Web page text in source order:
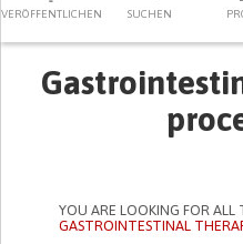
VERÖFFENTLICHEN SUCHEN
YOU ARE LOOKING FOR
GASTROINTESTINAL